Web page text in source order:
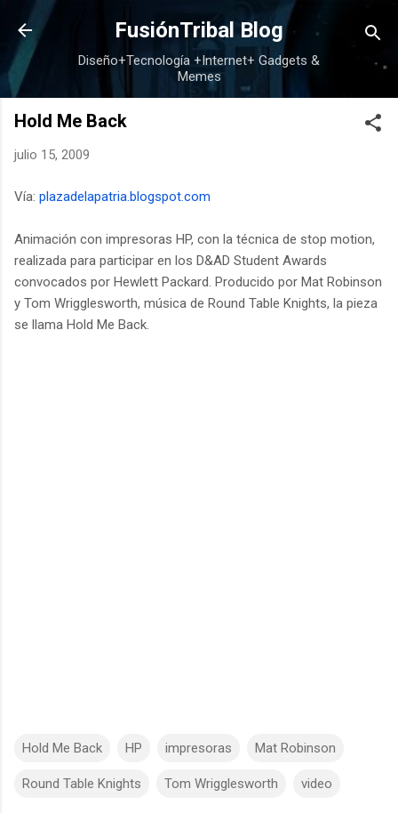
Ir al contenido principal
FusiónTribal Blog
Diseño+Tecnología +Internet+ Gadgets &
Memes
Hold Me Back
julio 15, 2009
Vía: plazadelapatria.blogspot.com
Animación con impresoras HP, con la técnica de stop motion,
realizada para participar en los D&AD Student Awards
convocados por Hewlett Packard. Producido por Mat Robinson
y Tom Wrigglesworth, música de Round Table Knights, la pieza
se llama Hold Me Back.
Hold Me Back HP impresoras Mat Robinson
Round Table Knights Tom Wrigglesworth video